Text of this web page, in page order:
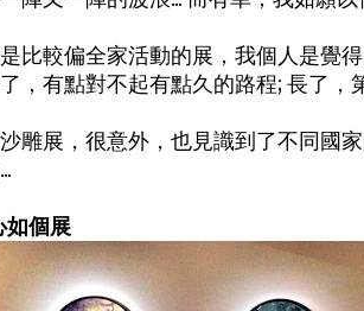
比較偏全家活動的展，我個人是覺
，有點對不起有點久的路程; 長了，
雕展，很意外，也見識到了不同國
個展